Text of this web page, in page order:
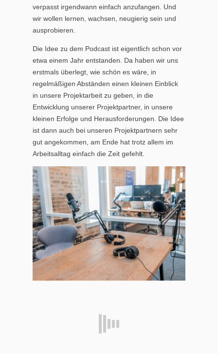
verpasst irgendwann einfach anzufangen. Und
wir wollen lernen, wachsen, neugierig sein und
ausprobieren.
Die Idee zu dem Podcast ist eigentlich schon vor
etwa einem Jahr entstanden. Da haben wir uns
erstmals überlegt, wie schön es wäre, in
regelmäßigen Abständen einen kleinen Einblick
in unsere Projektarbeit zu geben, in die
Entwicklung unserer Projektpartner, in unsere
kleinen Erfolge und Herausforderungen. Die Idee
ist dann auch bei unseren Projektpartnern sehr
gut angekommen, am Ende hat trotz allem im
Arbeitsalltag einfach die Zeit gefehlt.